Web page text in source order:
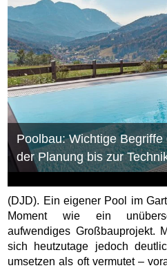
Poolbau: Wichtige
der Planung bis zur
(DJD). Ein eigener Pool im
Moment wie ein
aufwendiges Großbauprojekt.
sich heutzutage jedoch
umsetzen als oft vermutet –